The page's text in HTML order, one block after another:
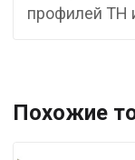
профилей TH
Похожие